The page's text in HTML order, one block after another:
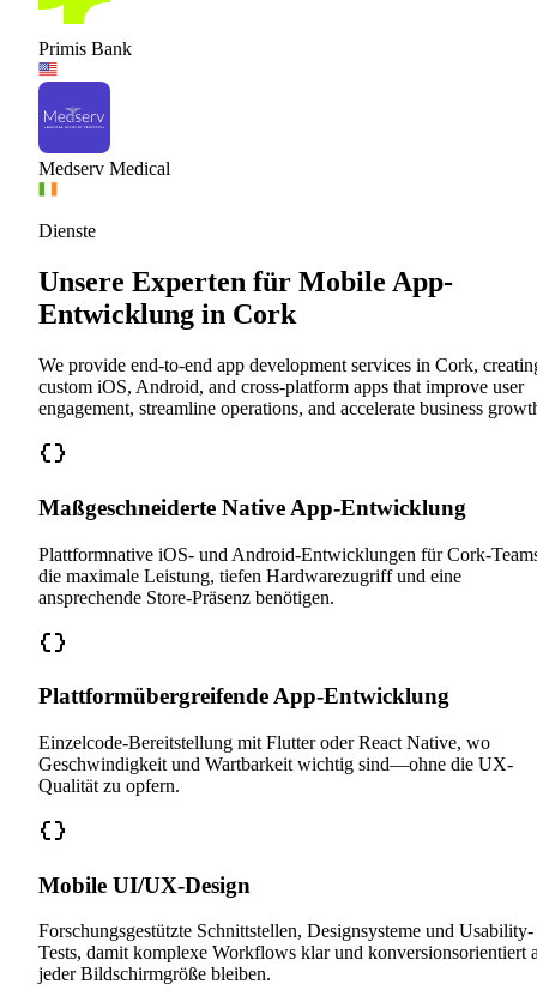
Primis Bank
Medserv Medical
Dienste
Unsere Experten für Mobile App-
Entwicklung in Cork
We provide end-to-end app development services in Cork,
custom iOS, Android, and cross-platform apps that improve user
engagement, streamline operations, and accelerate business
Maßgeschneiderte Native App-Entwicklung
Plattformnative iOS- und Android-Entwicklungen für Cork-
die maximale Leistung, tiefen Hardwarezugriff und eine
ansprechende Store-Präsenz benötigen.
Plattformübergreifende App-Entwicklung
Einzelcode-Bereitstellung mit Flutter oder React Native, wo
Geschwindigkeit und Wartbarkeit wichtig sind—ohne die UX-
Qualität zu opfern.
Mobile UI/UX-Design
Forschungsgestützte Schnittstellen, Designsysteme und Usability-
Tests, damit komplexe Workflows klar und konversionsorientiert
jeder Bildschirmgröße bleiben.